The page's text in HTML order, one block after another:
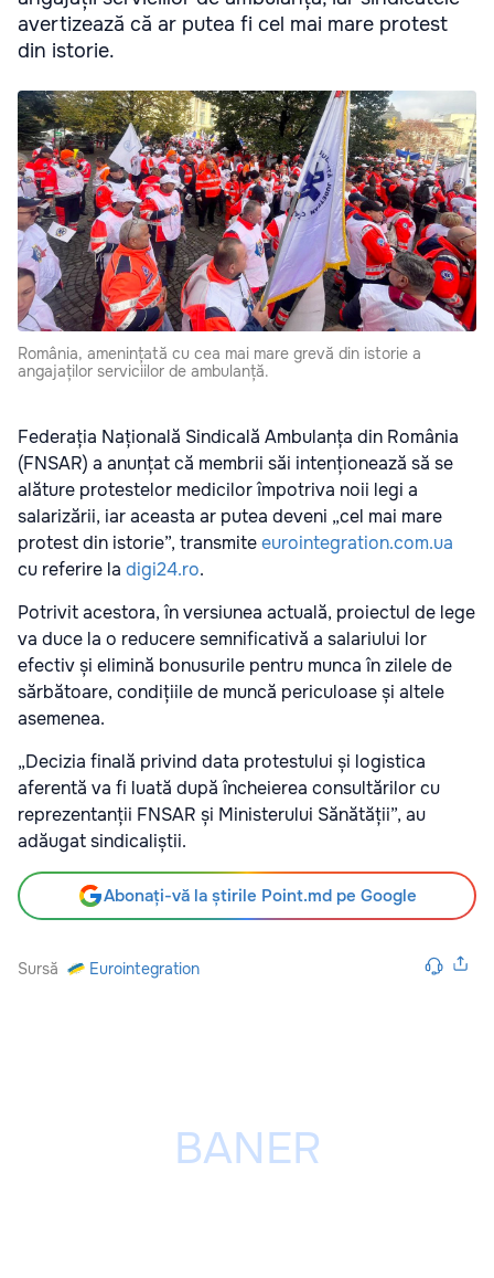
avertizează că ar putea fi cel mai mare protest
din istorie.
România, amenințată cu cea mai mare grevă din istorie a
angajaților serviciilor de ambulanță.
Federația Națională Sindicală Ambulanța din România
(FNSAR) a anunțat că membrii săi intenționează să se
alăture protestelor medicilor împotriva noii legi a
salarizării, iar aceasta ar putea deveni „cel mai mare
protest din istorie”, transmiteeurointegration.com.ua
cu referire la digi24.ro.
Potrivit acestora, în versiunea actuală, proiectul de lege
va duce la o reducere semnificativă a salariului lor
efectiv și elimină bonusurile pentru munca în zilele de
sărbătoare, condițiile de muncă periculoase și altele
asemenea.
„Decizia finală privind data protestului și logistica
aferentă va fi luată după încheierea consultărilor cu
reprezentanții FNSAR și Ministerului Sănătății”, au
adăugat sindicaliștii.
Abonați-vă la știrile Point.md pe Google
Sursă Eurointegration